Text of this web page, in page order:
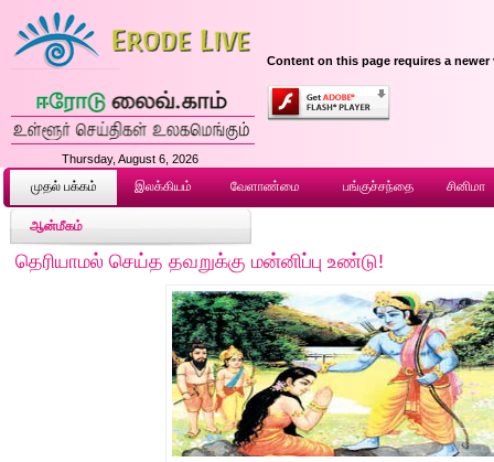
Thursday, August 6, 2026
Content on this page requires a
முதல் ப‌க்க‌ம் இலக்கியம் வேளாண்மை பங்குச்சந்தை சினிமா
ஆன்மீகம்
தெரியாமல் செய்த தவறுக்கு மன்னிப்பு உண்டு!